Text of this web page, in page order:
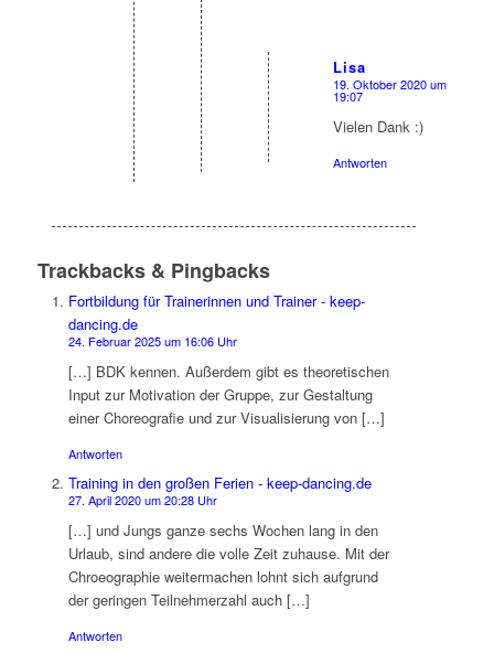
Lisa
sagte:
19. Oktober 2020 um
19:07
Vielen Dank :)
Antworten
Trackbacks & Pingbacks
Fortbildung für Trainerinnen und Trainer - keep-
dancing.de
24. Februar 2025 um 16:06 Uhr
[…] BDK kennen. Außerdem gibt es theoretischen
Input zur Motivation der Gruppe, zur Gestaltung
einer Choreografie und zur Visualisierung von […]
Antworten
Training in den großen Ferien - keep-dancing.de
27. April 2020 um 20:28 Uhr
[…] und Jungs ganze sechs Wochen lang in den
Urlaub, sind andere die volle Zeit zuhause. Mit der
Chroeographie weitermachen lohnt sich aufgrund
der geringen Teilnehmerzahl auch […]
Antworten